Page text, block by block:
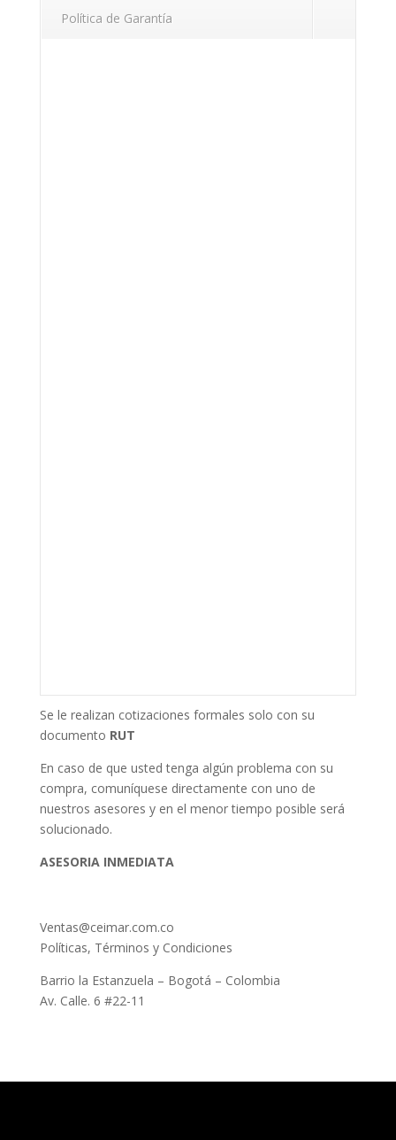
Política de Garantía
Se le realizan cotizaciones formales solo con su
documento RUT
En caso de que usted tenga algún problema con su
compra, comuníquese directamente con uno de
nuestros asesores y en el menor tiempo posible será
solucionado.
ASESORIA INMEDIATA
Ventas@ceimar.com.co
Políticas, Términos y Condiciones
Barrio la Estanzuela – Bogotá – Colombia
Av. Calle. 6 #22-11